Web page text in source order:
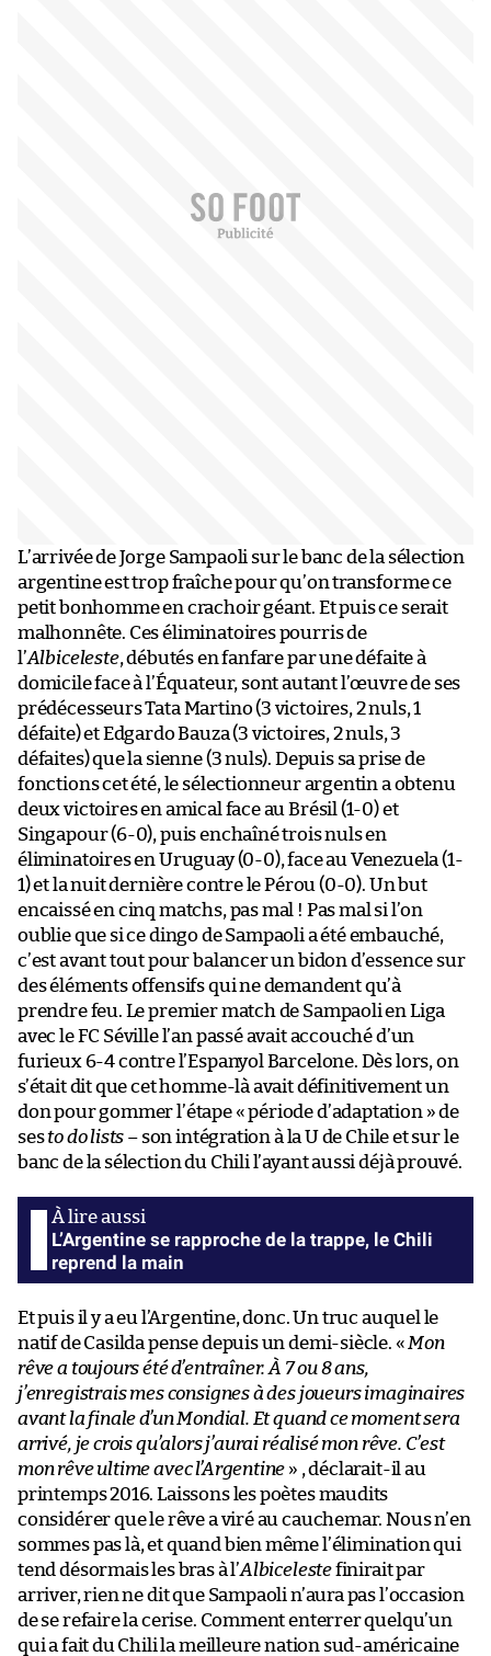
L’arrivée de Jorge Sampaoli sur le banc de la sélection
argentine est trop fraîche pour qu’on transforme ce
petit bonhomme en crachoir géant. Et puis ce serait
malhonnête. Ces éliminatoires pourris de
l’Albiceleste, débutés en fanfare par une défaite à
domicile face à l’Équateur, sont autant l’œuvre de ses
prédécesseurs Tata Martino (3 victoires, 2 nuls, 1
défaite) et Edgardo Bauza (3 victoires, 2 nuls, 3
défaites) que la sienne (3 nuls). Depuis sa prise de
fonctions cet été, le sélectionneur argentin a obtenu
deux victoires en amical face au Brésil (1-0) et
Singapour (6-0), puis enchaîné trois nuls en
éliminatoires en Uruguay (0-0), face au Venezuela (1-
1) et la nuit dernière contre le Pérou (0-0). Un but
encaissé en cinq matchs, pas mal ! Pas mal si l’on
oublie que si ce dingo de Sampaoli a été embauché,
c’est avant tout pour balancer un bidon d’essence sur
des éléments offensifs qui ne demandent qu’à
prendre feu. Le premier match de Sampaoli en Liga
avec le FC Séville l’an passé avait accouché d’un
furieux 6-4 contre l’Espanyol Barcelone. Dès lors, on
s’était dit que cet homme-là avait définitivement un
don pour gommer l’étape « période d’adaptation » de
sesto do lists – son intégration à la U de Chile et sur le
banc de la sélection du Chili l’ayant aussi déjà prouvé.
L’Argentine se rapproche de la trappe, le Chili
reprend la main
Et puis il y a eu l’Argentine, donc. Un truc auquel le
natif de Casilda pense depuis un demi-siècle. « Mon
rêve a toujours été d’entraîner. À 7 ou 8 ans,
j’enregistrais mes consignes à des joueurs imaginaires
avant la finale d’un Mondial. Et quand ce moment sera
arrivé, je crois qu’alors j’aurai réalisé mon rêve. C’est
mon rêve ultime avec l’Argentine » , déclarait-il au
printemps 2016. Laissons les poètes maudits
considérer que le rêve a viré au cauchemar. Nous n’en
sommes pas là, et quand bien même l’élimination qui
tend désormais les bras à l’Albicelestefinirait par
arriver, rien ne dit que Sampaoli n’aura pas l’occasion
de se refaire la cerise. Comment enterrer quelqu’un
qui a fait du Chili la meilleure nation sud-américaine